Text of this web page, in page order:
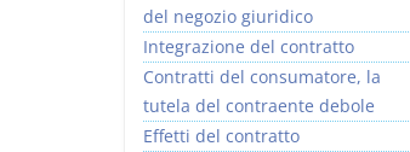
del negozio giuridico
Integrazione del contratto
Contratti del consumatore, la
tutela del contraente debole
Effetti del contratto